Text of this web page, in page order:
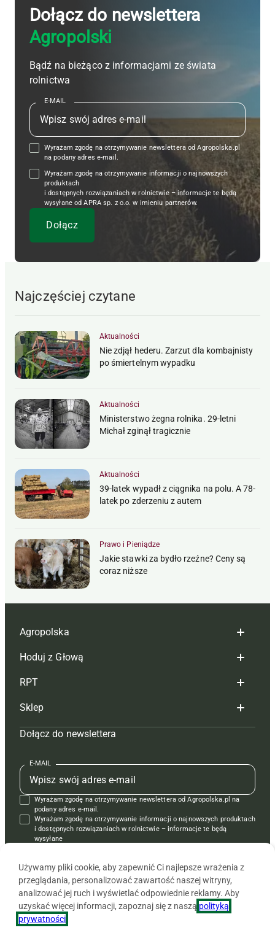
Dołącz do newslettera
Agropolski
Bądź na bieżąco z informacjami ze świata
rolnictwa
E-MAIL
Wyrażam zgodę na otrzymywanie newslettera od Agropolska.pl
na podany adres e-mail.
Wyrażam zgodę na otrzymywanie informacji o najnowszych
produktach
i dostępnych rozwiązaniach w rolnictwie – informacje te będą
wysyłane od APRA sp. z o.o. w imieniu partnerów.
Najczęściej czytane
Aktualności
Nie zdjął hederu. Zarzut dla kombajnisty
po śmiertelnym wypadku
Aktualności
Ministerstwo żegna rolnika. 29-letni
Michał zginął tragicznie
Aktualności
39-latek wypadł z ciągnika na polu. A 78-
latek po zderzeniu z autem
Prawo i Pieniądze
Jakie stawki za bydło rzeźne? Ceny są
coraz niższe
Agropolska
Redakcja
Reklama
Tagi
Mapa serwisu
Kontakt
Regulamin
Polityka prywatności
Hoduj z Głową
Hoduj z głową bydło
Hoduj z głową świnie
Prenumerata
Redakcja
Kontakt
Reklama
RPT
Redakcja
Prenumerata
Reklama
Kontakt
Krzyżówki
Sklep
Czasopisma i prenumerata
Książki
Regulamin
Dołącz do newslettera
E-MAIL
Wyrażam zgodę na otrzymywanie newslettera od Agropolska.pl na
podany adres e-mail.
Wyrażam zgodę na otrzymywanie informacji o najnowszych produktach
i dostępnych rozwiązaniach w rolnictwie – informacje te będą
wysyłane
Używamy pliki cookie, aby zapewnić Ci najlepsze wrażenia z
przeglądania, personalizować zawartość naszej witryny,
analizować jej ruch i wyświetlać odpowiednie reklamy. Aby
uzyskać więcej informacji, zapoznaj się z naszą polityką
prywatności